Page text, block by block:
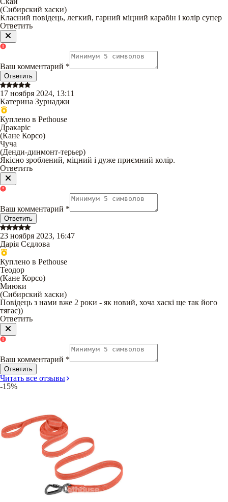
(Сибирский хаски)
Класний повідець, легкий, гарний міцний карабін і колір супер
Ответить
Ваш комментарий *
Ответить
17 ноября 2024, 13:11
Катерина Зурнаджи
Куплено в Pethouse
Дракаріс
(Кане Корсо)
Чуча
(Денди-динмонт-терьер)
Якісно зроблений, міцний і дуже приємний колір.
Ответить
Ваш комментарий *
Ответить
23 ноября 2023, 16:47
Дарія Сєдлова
Куплено в Pethouse
Теодор
(Кане Корсо)
Миюки
(Сибирский хаски)
Повідець з нами вже 2 роки - як новий, хоча хаскі ще так його
тягає))
Ответить
Ваш комментарий *
Ответить
Читать все отзывы
-15%